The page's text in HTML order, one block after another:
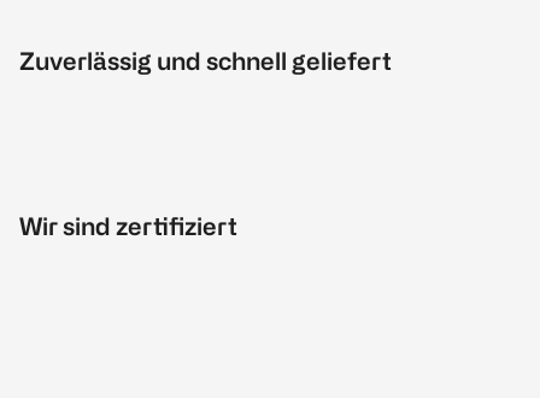
Zuverlässig und schnell geliefert
Wir sind zertifiziert